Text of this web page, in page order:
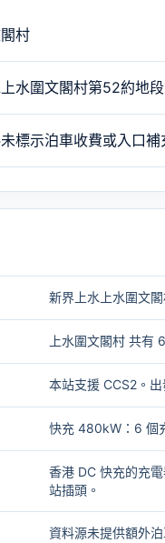
村
水圍文閣村第52約地
標示泊車收費或入口
新界上水上水圍文
上水圍文閣村 共有
本站支援 CCS2。
快充 480kW：6 個
香港 DC 快充的充
站插頭。
資料源未提供額外